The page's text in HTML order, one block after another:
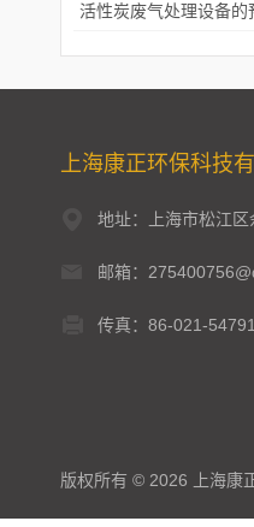
活性炭废气处理设备的
上海康正环保科技
地址：上海市松江
邮箱：
传真：86-021-
版权所有 © 2026 上海康